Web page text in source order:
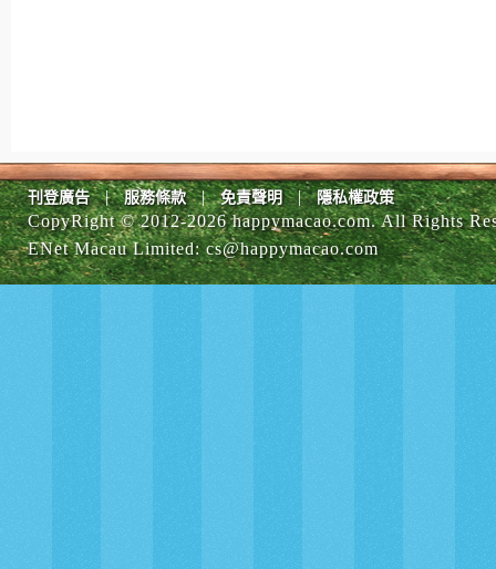
刊登廣告 | 服務條款 | 免責聲明 | 隱私權政策
CopyRight © 2012-2026 happymacao.com. All Rights
ENet Macau Limited:cs@happymacao.com